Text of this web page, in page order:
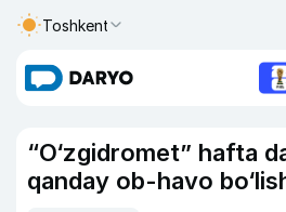
Toshkent
“O‘zgidromet” hafta
qanday ob-havo